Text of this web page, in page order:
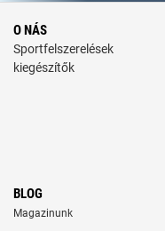
O NÁS
Sportfelszerelések
kiegészítők
BLOG
Magazinunk